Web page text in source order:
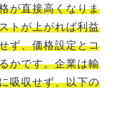
が直接高くなりま
トが上がれば利益
ず、価格設定とコ
かです。企業は輸
吸収せず、以下の